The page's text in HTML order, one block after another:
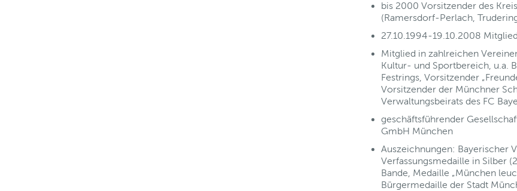
bis 2000 Vorsitzender des
(Ramersdorf-Perlach,
27.10.1994-19.10.2008
Mitglied in zahlreichen
Kultur- und Sportbereich, u.a.
Festrings, Vorsitzender
Vorsitzender der Münchner
Verwaltungsbeirats des FC
geschäftsführender
GmbH München
Auszeichnungen: Bayerischer
Verfassungsmedaille in Silber
Bande, Medaille „München
Bürgermedaille der Stadt